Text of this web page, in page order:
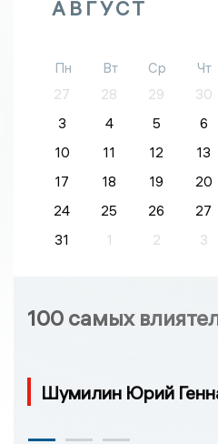
АВГУСТ
Пн Вт Ср Чт
27
28 29 30
3
4 5 6
10
11 12 13
17
18 19 20
24
25 26 27
31
1 2 3
100 самых
Шумилин Юрий